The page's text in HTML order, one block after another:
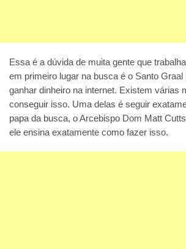
Essa é a dúvida de muita gente que
em primeiro lugar na busca é o Santo Graal
ganhar dinheiro na internet. Existem várias
conseguir isso. Uma delas é seguir
papa da busca, o Arcebispo Dom Matt
ele ensina exatamente como fazer isso.